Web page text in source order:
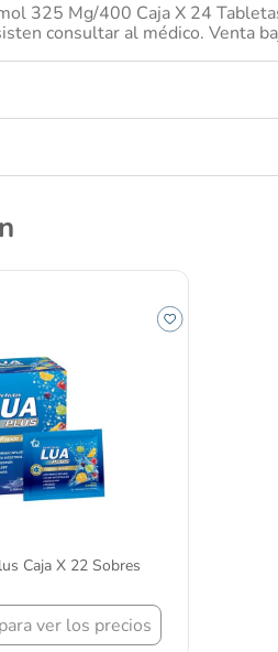
325 Mg/400 Caja X 24
consultar al médico. Venta
Caja X 22 Sobres
ver los precios